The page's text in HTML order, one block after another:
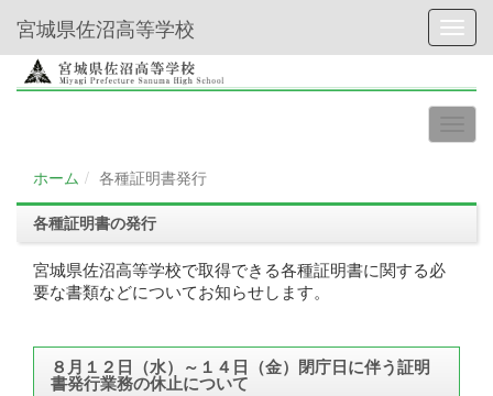
宮城県佐沼高等学校
ホーム 各種証明書発行
各種証明書の発行
宮城県佐沼高等学校で取得できる各種証明書に関する必
要な書類などについてお知らせします。
８月１２日（水）～１４日（金）閉庁日に伴う証明
書発行業務の休止について